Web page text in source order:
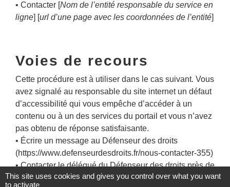
• Contacter [Nom de l’entité responsable du service en
ligne] [url d’une page avec les coordonnées de l’entité]
Voies de recours
Cette procédure est à utiliser dans le cas suivant. Vous
avez signalé au responsable du site internet un défaut
d’accessibilité qui vous empêche d’accéder à un
contenu ou à un des services du portail et vous n’avez
pas obtenu de réponse satisfaisante.
• Écrire un message au Défenseur des droits
(https://www.defenseurdesdroits.fr/nous-contacter-355)
• Contacter le délégué du Défenseur des droits près de
chez vous (https://www.defenseurdesdroits.fr/carte-
This site uses cookies and gives you control over what you want
to activate